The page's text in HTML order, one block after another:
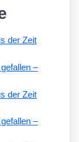
der Zeit
–
der Zeit
–